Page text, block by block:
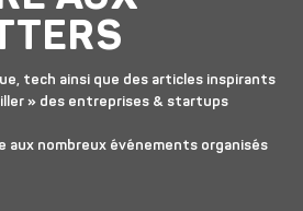
tech ainsi que des articles inspirants
» des entreprises & startups
aux nombreux événements organisés